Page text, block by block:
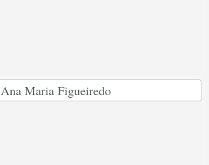
Ana Maria Figueiredo